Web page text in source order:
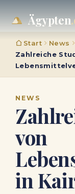
Ägypten
Start
News
Zahlreiche
NEWS
von
in